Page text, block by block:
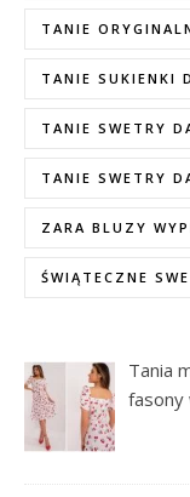
TANIE
TANIE SUKIENKI
TANIE SWETRY
TANIE SWETRY
ZARA BLUZY
ŚWIĄTECZNE
Tania
fasony